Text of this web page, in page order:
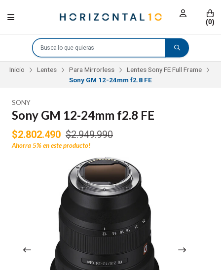
(0)
Inicio Lentes Para Mirrorless
Lentes Sony FE Full Frame
Sony GM 12-24mm f2.8 FE
SONY
Sony GM 12-24mm f2.8 FE
$2.802.490 $2.949.990
Ahorra5%en este producto!